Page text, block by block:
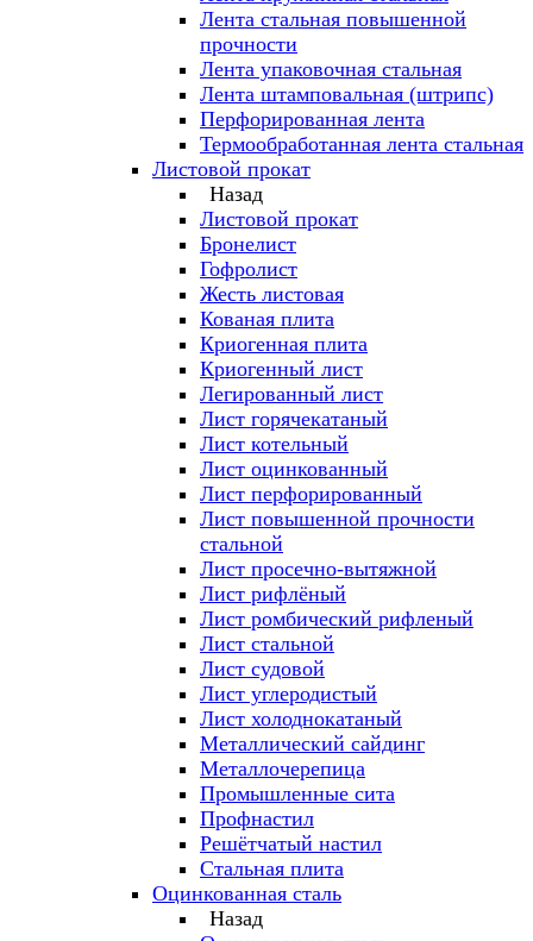
Лента стальная повышенной
прочности
Лента упаковочная стальная
Лента штамповальная (штрипс)
Перфорированная лента
Термообработанная лента стальная
Листовой прокат
Назад
Листовой прокат
Бронелист
Гофролист
Жесть листовая
Кованая плита
Криогенная плита
Криогенный лист
Легированный лист
Лист горячекатаный
Лист котельный
Лист оцинкованный
Лист перфорированный
Лист повышенной прочности
стальной
Лист просечно-вытяжной
Лист рифлёный
Лист ромбический рифленый
Лист стальной
Лист судовой
Лист углеродистый
Лист холоднокатаный
Металлический сайдинг
Металлочерепица
Промышленные сита
Профнастил
Решётчатый настил
Стальная плита
Оцинкованная сталь
Назад